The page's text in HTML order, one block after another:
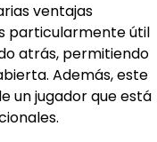
ventajas
particularmente útil
atrás, permitiendo
Además, este
un jugador que está